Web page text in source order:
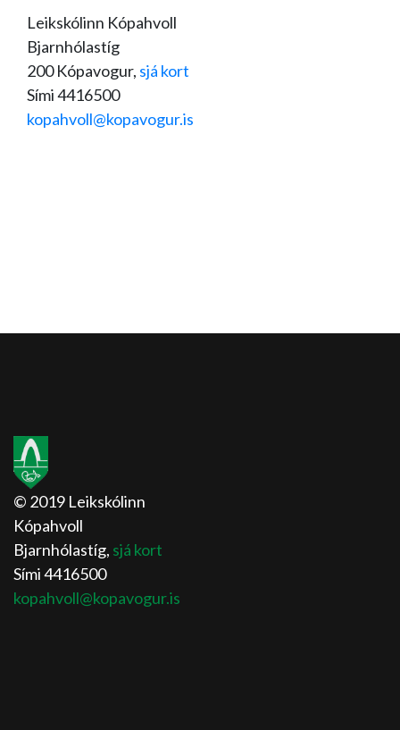
Leikskólinn Kópahvoll
Bjarnhólastíg
200 Kópavogur, sjá kort
Sími 4416500
kopahvoll@kopavogur.is
© 2019 Leikskólinn
Kópahvoll
Bjarnhólastíg, sjá kort
Sími 4416500
kopahvoll@kopavogur.is